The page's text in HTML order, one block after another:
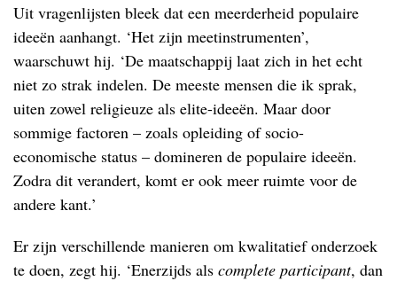
Uit vragenlijsten bleek dat een meerderheid populaire
ideeën aanhangt. ‘Het zijn meetinstrumenten’,
waarschuwt hij. ‘De maatschappij laat zich in het echt
niet zo strak indelen. De meeste mensen die ik sprak,
uiten zowel religieuze als elite-ideeën. Maar door
sommige factoren – zoals opleiding of socio-
economische status – domineren de populaire ideeën.
Zodra dit verandert, komt er ook meer ruimte voor de
andere kant.’
Er zijn verschillende manieren om kwalitatief onderzoek
te doen, zegt hij. ‘Enerzijds als complete participant, dan